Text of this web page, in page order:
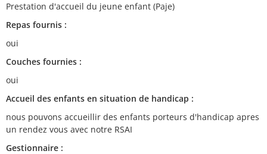
Prestation d'accueil du jeune enfant (Paje)
Repas fournis :
oui
Couches fournies :
oui
Accueil des enfants en situation de handicap :
nous pouvons accueillir des enfants porteurs d'handicap apres
un rendez vous avec notre RSAI
Gestionnaire :